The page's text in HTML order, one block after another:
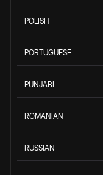
POLISH
PORTUGUESE
PUNJABI
ROMANIAN
RUSSIAN